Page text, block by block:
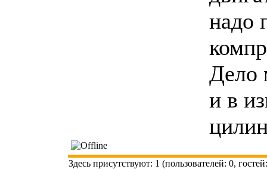
надо
Дело
и в
Здесь присутствуют: 1 (пользователей: 0,